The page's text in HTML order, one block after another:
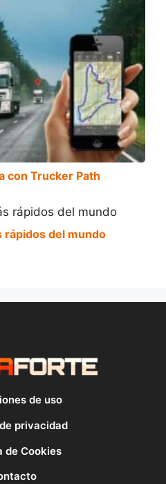
con Trucker Path
rápidos del mundo
de uso
privacidad
de Cookies